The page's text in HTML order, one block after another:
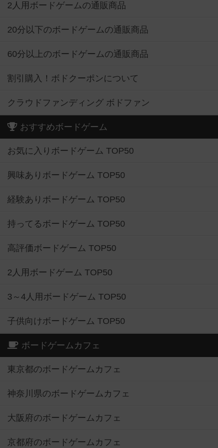
2人用ボードゲームの通販商品
20分以下のボードゲームの通販商品
60分以上のボードゲームの通販商品
割引購入！ボドクーポンについて
クラウドファンディング ボドファン
おすすめボードゲーム
お気に入りボードゲーム TOP50
興味ありボードゲーム TOP50
経験ありボードゲーム TOP50
持ってるボードゲーム TOP50
高評価ボードゲーム TOP50
2人用ボードゲーム TOP50
3～4人用ボードゲーム TOP50
子供向けボードゲーム TOP50
ボードゲームカフェ
東京都のボードゲームカフェ
神奈川県のボードゲームカフェ
大阪府のボードゲームカフェ
京都府のボードゲームカフェ